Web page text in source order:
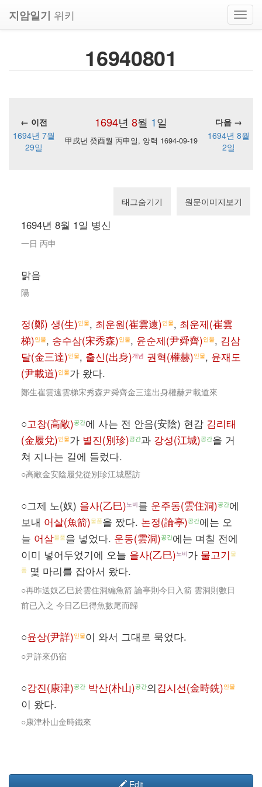
지암일기 위키
16940801
1694년 8월 1일
← 이전
다음 →
1694년 7월
29일
甲戌년 癸酉월 丙申일, 양력 1694-09-19
1694년 8월
2일
태그숨기기 원문이미지보기
1694년 8월 1일 병신
一日 丙申
맑음
陽
정(鄭) 생(生)인물, 최운원(崔雲遠)인물, 최운제(崔雲
梯)인물, 송수삼(宋秀森)인물, 윤순제(尹舜齊)인물, 김삼
달(金三達)인물, 출신(出身)개념 권혁(權赫)인물, 윤재도
(尹載道)인물가 왔다.
鄭生崔雲遠雲梯宋秀森尹舜齊金三達出身權赫尹載道來
○고창(高敞)공간에 사는 전 안음(安陰) 현감 김리태
(金履兌)인물가 별진(別珍)공간과 강성(江城)공간을 거
쳐 지나는 길에 들렀다.
○高敞金安陰履兌從別珍江城歷訪
○그제 노(奴) 을사(乙巳)노비를 운주동(雲住洞)공간에
보내 어살(魚箭)물품을 짰다. 논정(論亭)공간에는 오
늘 어살물품을 넣었다. 운동(雲洞)공간에는 며칠 전에
이미 넣어두었기에 오늘 을사(乙巳)노비가 물고기 물
품 몇 마리를 잡아서 왔다.
○再昨送奴乙巳於雲住洞編魚箭 論亭則今日入箭 雲洞則數日
前已入之 今日乙巳得魚數尾而歸
○윤상(尹詳)인물이 와서 그대로 묵었다.
○尹詳來仍宿
○강진(康津)공간 박산(朴山)공간의김시선(金時銑)인물
이 왔다.
○康津朴山金時鐵來
Edit